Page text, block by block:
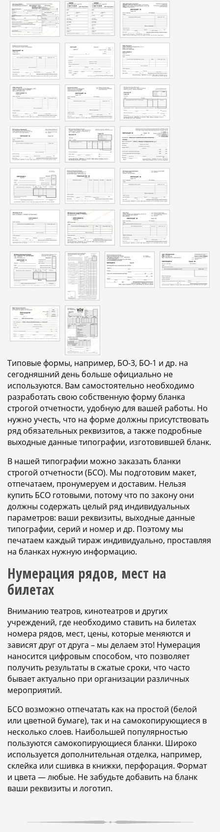
Типовые формы, например, БО-3, БО-1 и др. на
сегодняшний день больше официально не
используются. Вам самостоятельно необходимо
разработать свою собственную форму бланка
строгой отчетности, удобную для вашей работы. Но
нужно учесть, что на форме должны присутствовать
ряд обязательных реквизитов, а также подробные
выходные данные типографии, изготовившей бланк.
В нашей типографии можно заказать бланки
строгой отчетности (БСО). Мы подготовим макет,
отпечатаем, пронумеруем и доставим. Нельзя
купить БСО готовыми, потому что по закону они
должны содержать целый ряд индивидуальных
параметров: ваши реквизиты, выходные данные
типографии, серий и номер и др. Поэтому мы
печатаем каждый тираж индивидуально, проставляя
на бланках нужную информацию.
Нумерация рядов, мест на
билетах
Вниманию театров, кинотеатров и других
учреждений, где необходимо ставить на билетах
номера рядов, мест, цены, которые меняются и
зависят друг от друга – мы делаем это! Нумерация
наносится цифровым способом, что позволяет
получить результаты в сжатые сроки, что часто
бывает актуально при организации различных
мероприятий.
БСО возможно отпечатать как на простой (белой
или цветной бумаге), так и на самокопирующиеся в
несколько слоев. Наибольшей популярностью
пользуются самокопирующиеся бланки. Широко
используется дополнительная отделка, например,
склейка или сшивка в книжки, перфорация. Формат
и цвета — любые. Не забудьте добавить на бланк
ваши реквизиты и логотип.